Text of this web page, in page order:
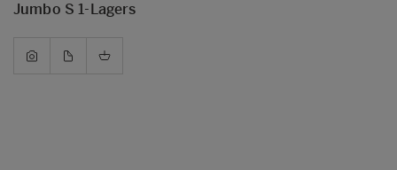
Jumbo S 1-Lagers